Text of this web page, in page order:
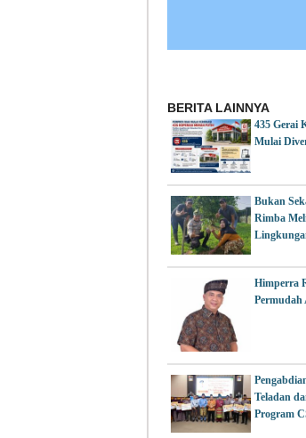
BERITA LAINNYA
435 Gerai
Mulai
Bukan
Rimba
Himperra
Permudah
Teladan
Program